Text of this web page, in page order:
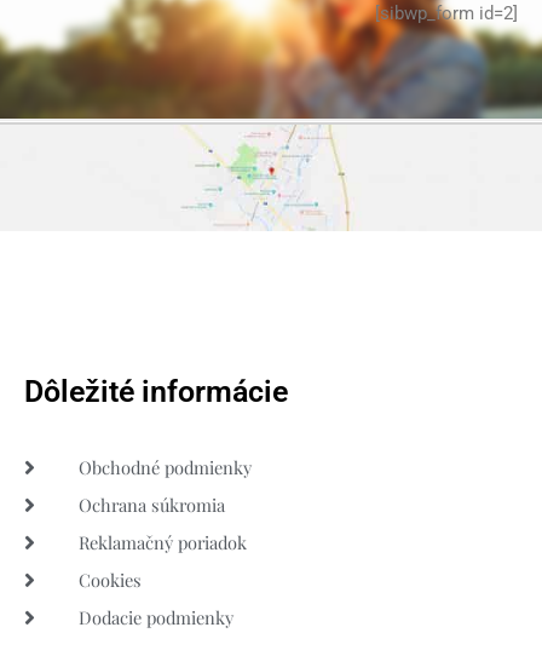
[sibwp_form id=2]
Dôležité informácie
Obchodné podmienky
Ochrana súkromia
Reklamačný poriadok
Cookies
Dodacie podmienky